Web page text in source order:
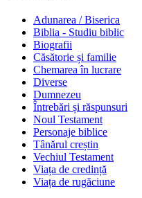
Adunarea / Biserica
Biblia - Studiu biblic
Biografii
Căsătorie și familie
Chemarea în lucrare
Diverse
Dumnezeu
Întrebări și răspunsuri
Noul Testament
Personaje biblice
Tânărul creștin
Vechiul Testament
Viața de credință
Viața de rugăciune